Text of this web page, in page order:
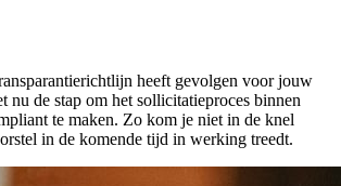
heeft gevolgen voor jouw
nu de stap om het sollicitatieproces binnen
te maken. Zo kom je niet in de knel
in de komende tijd in werking treedt.